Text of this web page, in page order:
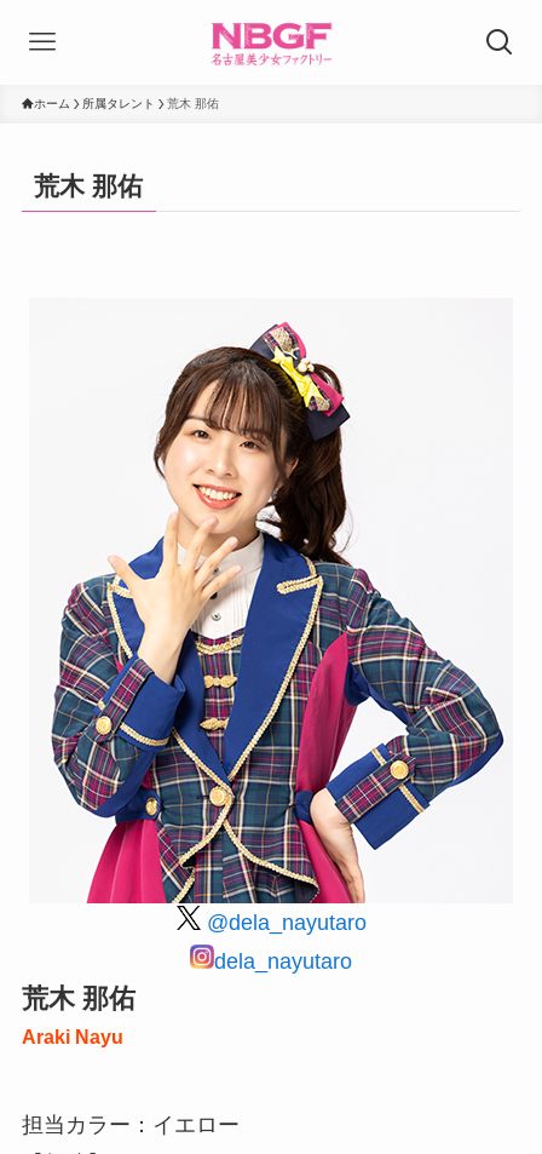
ホーム 所属タレント 荒木 那佑
荒木 那佑
@dela_nayutaro
dela_nayutaro
荒木 那佑
Araki Nayu
担当カラー：イエロー